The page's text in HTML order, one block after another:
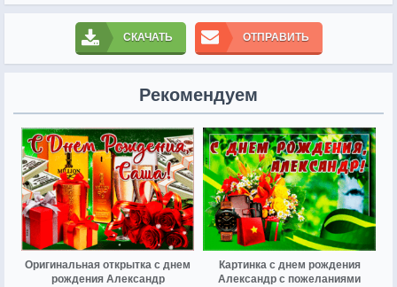
СКАЧАТЬ ОТПРАВИТЬ
Рекомендуем
Оригинальная открытка с днем
рождения Александр
Картинка с днем рождения
Александр с пожеланиями